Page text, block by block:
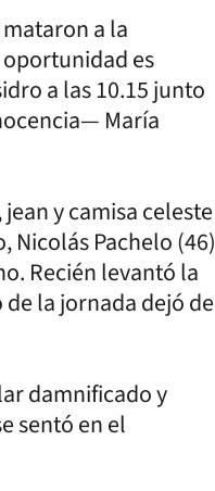
a la
oportunidad es
a las 10.15 junto
María
y camisa celeste
Nicolás Pachelo (46)
Recién levantó la
la jornada dejó de
damnificado y
sentó en el